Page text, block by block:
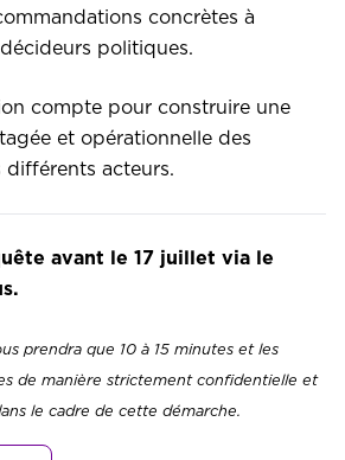
concrètes à
politiques.
compte pour construire une
et opérationnelle des
différents acteurs.
avant le 17 juillet via le
prendra que 10 à 15 minutes et les
de manière strictement confidentielle et
le cadre de cette démarche.